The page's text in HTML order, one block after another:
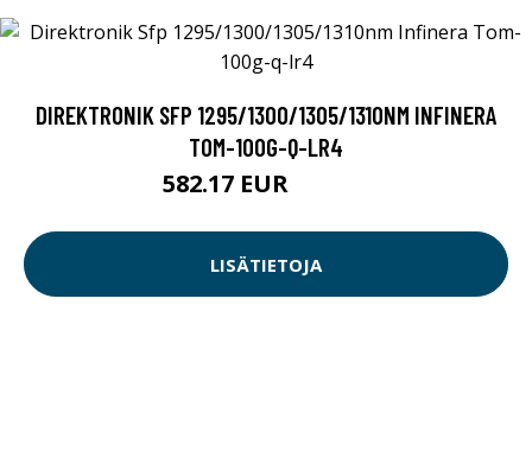
DIREKTRONIK SFP 1295/1300/1305/1310NM INFINERA
TOM-100G-Q-LR4
582.17 EUR
LISÄTIETOJA